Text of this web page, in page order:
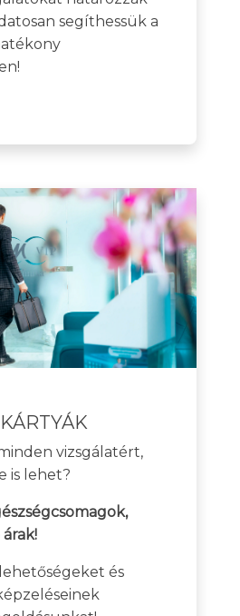
segíthessük a
vizsgálatért,
is lehet?
és